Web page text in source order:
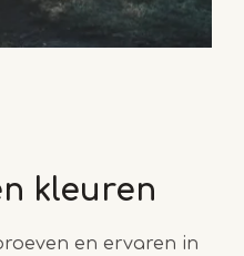
kleuren
en ervaren in